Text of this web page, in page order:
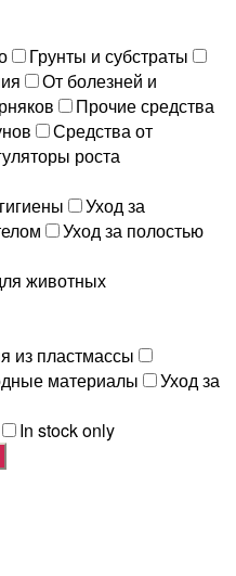
Грунты и субстраты
От болезней и
Прочие средства
Средства от
роста
Уход за
Уход за полостью
животных
из пластмассы
материалы
Уход за
In stock only